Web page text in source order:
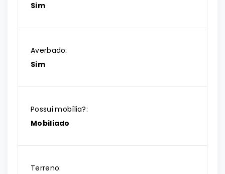
Sim
Averbado:
Sim
Possui mobília?:
Mobiliado
Terreno: